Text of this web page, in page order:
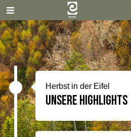
Herbst in der Eifel
Unsere Highlights